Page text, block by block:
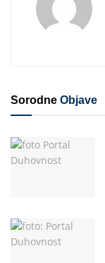
Sorodne Objave